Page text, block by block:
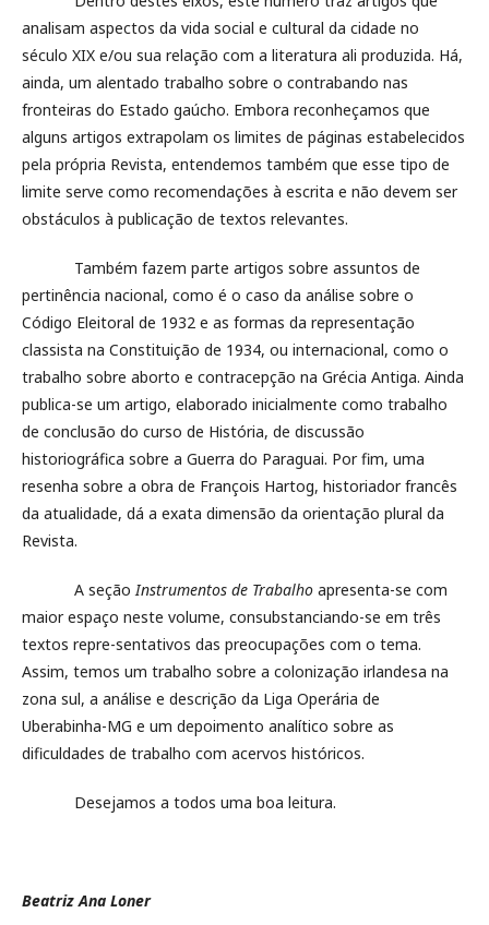
analisam aspectos da vida social e cultural da cidade no
século XIX e/ou sua relação com a literatura ali produzida. Há,
ainda, um alentado trabalho sobre o contrabando nas
fronteiras do Estado gaúcho. Embora reconheçamos que
alguns artigos extrapolam os limites de páginas estabelecidos
pela própria Revista, entendemos também que esse tipo de
limite serve como recomendações à escrita e não devem ser
obstáculos à publicação de textos relevantes.
Também fazem parte artigos sobre assuntos de
pertinência nacional, como é o caso da análise sobre o
Código Eleitoral de 1932 e as formas da representação
classista na Constituição de 1934, ou internacional, como o
trabalho sobre aborto e contracepção na Grécia Antiga. Ainda
publica-se um artigo, elaborado inicialmente como trabalho
de conclusão do curso de História, de discussão
historiográfica sobre a Guerra do Paraguai. Por fim, uma
resenha sobre a obra de François Hartog, historiador francês
da atualidade, dá a exata dimensão da orientação plural da
Revista.
A seçãoInstrumentos de Trabalho apresenta-se com
maior espaço neste volume, consubstanciando-se em três
textos repre-sentativos das preocupações com o tema.
Assim, temos um trabalho sobre a colonização irlandesa na
zona sul, a análise e descrição da Liga Operária de
Uberabinha-MG e um depoimento analítico sobre as
dificuldades de trabalho com acervos históricos.
Desejamos a todos uma boa leitura.
Beatriz Ana Loner